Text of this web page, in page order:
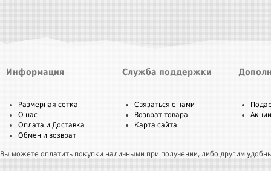
Информация
Размерная сетка
О нас
Оплата и Доставка
Обмен и возврат
Служба поддержки
Связаться с нами
Возврат товара
Карта сайта
Акции
Вы можете оплатить покупки наличными при получении, либо другим